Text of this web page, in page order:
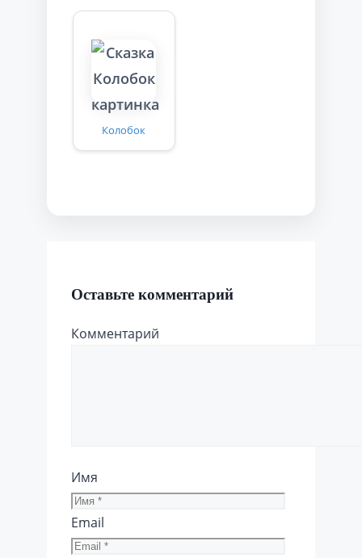
Колобок
Оставьте комментарий
Комментарий
Имя
Email